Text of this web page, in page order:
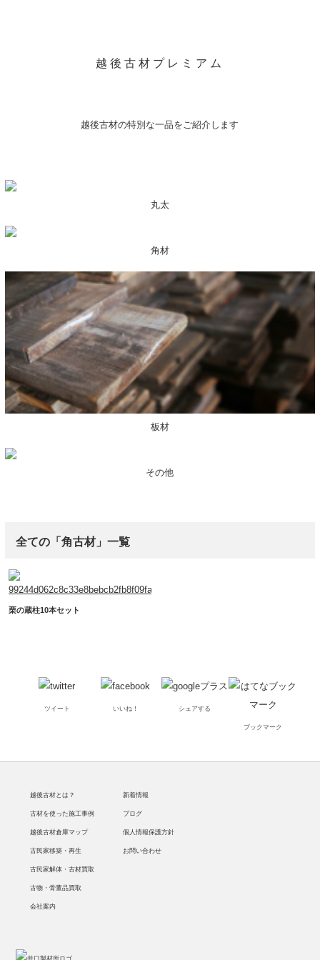
越後古材プレミアム
越後古材の特別な一品をご紹介します
丸太
角材
板材
その他
全ての「角古材」一覧
栗の蔵柱10本セット
ツイート いいね！ シェアする
ブックマーク
越後古材とは？
古材を使った施工事例
越後古材倉庫マップ
古民家移築・再生
古民家解体・古材買取
古物・骨董品買取
会社案内
新着情報
ブログ
個人情報保護方針
お問い合わせ